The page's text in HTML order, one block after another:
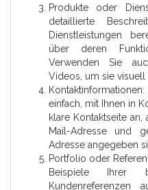
Produkte oder
detaillierte
Dienstleistungen
über deren
Verwenden Sie
Videos, um sie visuell
einfach, mit Ihnen in
klare Kontaktseite
Mail-Adresse und
Adresse angegeben
Portfolio oder
Beispiele Ihrer